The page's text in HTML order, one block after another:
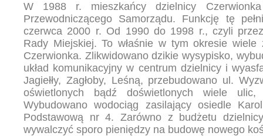
W 1988 r. mieszkańcy dzielnicy
Przewodniczącego Samorządu. Funkcję tę
czerwca 2000 r. Od 1990 do 1998 r., czyli
Rady Miejskiej. To właśnie w tym okresie wiele
Czerwionka. Zlikwidowano dzikie wysypisko,
układ komunikacyjny w centrum dzielnicy i
Jagiełły, Zagłoby, Leśną, przebudowano ul.
oświetlonych bądź doświetlonych wiele
Wybudowano wodociąg zasilający osiedle
Podstawową nr 4. Zarówno z budżetu
wywalczyć sporo pieniędzy na budowę nowego